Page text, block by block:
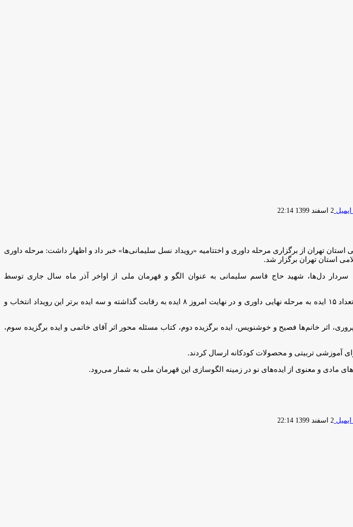
2 اسفند 1399 22:14
تهران از برگزاری مرحله داوری و اختتامیه «رویداد نسل سلیمانی‌ها» خبر داد و اظهار داشت: مرحله داوری
استان تهران برگزار شد.
سردار دل‌ها، شهید حاج قاسم سلیمانی به عنوان الگو و قهرمان ملی از اواخر آذر ماه سال جاری توسط
عبداللهی افزود: در این رویداد فرهنگی تعداد ۶۰ ایده به دبیرخانه ارسال که پس از غربالگری اولیه آنها، تعداد ۱۵ ایده به مرحله نهایی داوری و در نهایت امروز ۸ ایده به رقابت گذاشته و سه ایده برتر این رویداد انتخاب و
اثر خانم‌ها فصیح و خوشنویس، ایده برگزیده دوم، کتاب مسئله محور اثر آقای خاتمی و ایده برگزیده سوم،
آموزشی تربیتی و محصولات کودکانه ارسال کردند.
مادی و معنوی از ایده‌های نو در زمینه الگوسازی این قهرمان ملی به شمار می‌رود.
2 اسفند 1399 22:14